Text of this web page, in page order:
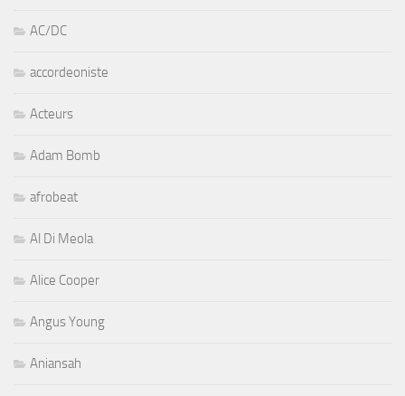
AC/DC
accordeoniste
Acteurs
Adam Bomb
afrobeat
Al Di Meola
Alice Cooper
Angus Young
Aniansah